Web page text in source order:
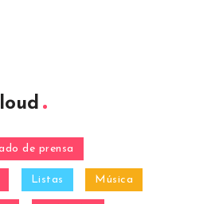
de prensa
Listas Música